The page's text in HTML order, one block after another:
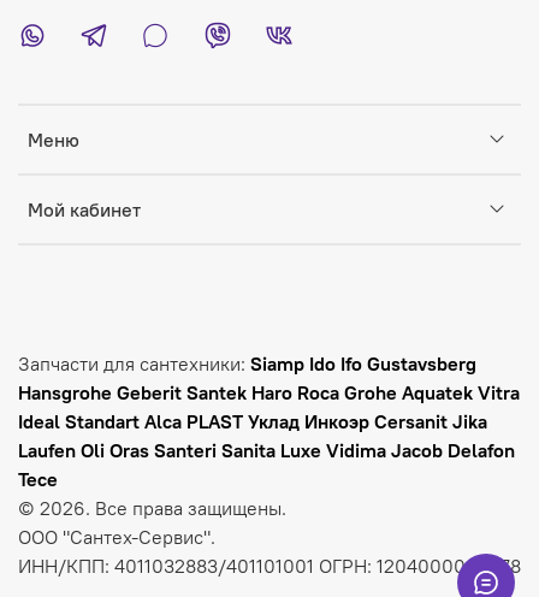
Меню
Мой кабинет
Запчасти для сантехники: Siamp Ido Ifo Gustavsberg
Hansgrohe Geberit Santek Haro Roca Grohe Aquatek Vitra
Ideal Standart Alca PLAST Уклад Инкоэр Cersanit Jika
Laufen Oli Oras Santeri Sanita Luxe Vidima Jacob Delafon
Tece
© 2026. Все права защищены.
ООО "Сантех-Сервис".
ИНН/КПП: 4011032883/401101001 ОГРН: 1204000009278